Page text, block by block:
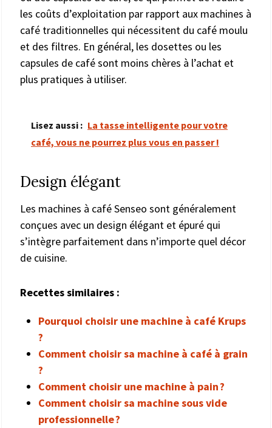
les coûts d’exploitation par rapport aux machines à
café traditionnelles qui nécessitent du café moulu
et des filtres. En général, les dosettes ou les
capsules de café sont moins chères à l’achat et
plus pratiques à utiliser.
Lisez aussi : La tasse intelligente pour votre
café, vous ne pourrez plus vous en passer !
Design élégant
Les machines à café Senseo sont généralement
conçues avec un design élégant et épuré qui
s’intègre parfaitement dans n’importe quel décor
de cuisine.
Recettes similaires :
Pourquoi choisir une machine à café Krups
?
Comment choisir sa machine à café à grain
?
Comment choisir une machine à pain ?
Comment choisir sa machine sous vide
professionnelle ?